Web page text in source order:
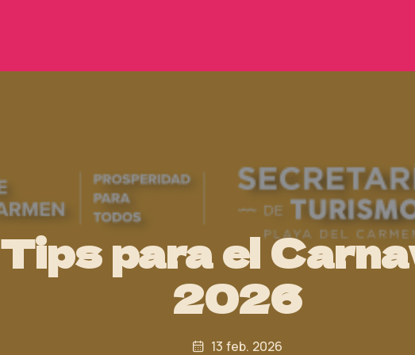
Tips para el
2026
13 feb. 2026